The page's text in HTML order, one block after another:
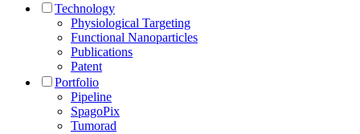
Technology
Physiological Targeting
Functional Nanoparticles
Publications
Patent
Portfolio
Pipeline
SpagoPix
Tumorad